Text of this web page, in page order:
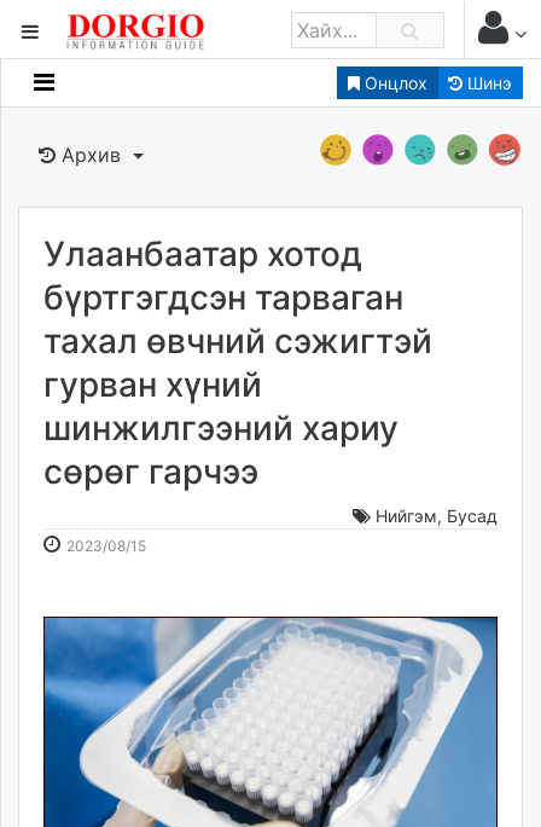
Онцлох Шинэ
Мэдээллийн
Банк санхүү
Бизнес ААН
Төрийн
dorgio.mn
Gogo.mn
caak.mn
news.mn
zindaa.mn
tovch.mn
Livetv.mn
Eguur.mn
24tsag.mn
shuud.mn
eagle.mn
ergelt.mn
Архив
Улаанбаатар хотод
бүртгэгдсэн тарваган
тахал өвчний сэжигтэй
гурван хүний
шинжилгээний хариу
сөрөг гарчээ
Нийгэм, Бусад
2023/08/152023-
08:20:00
2026-
16:09:59